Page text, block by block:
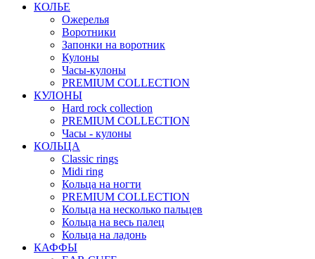
КОЛЬЕ
Ожерелья
Воротники
Запонки на воротник
Кулоны
Часы-кулоны
PREMIUM COLLECTION
КУЛОНЫ
Hard rock collection
PREMIUM COLLECTION
Часы - кулоны
КОЛЬЦА
Classic rings
Midi ring
Кольца на ногти
PREMIUM COLLECTION
Кольца на несколько пальцев
Кольца на весь палец
Кольца на ладонь
КАФФЫ